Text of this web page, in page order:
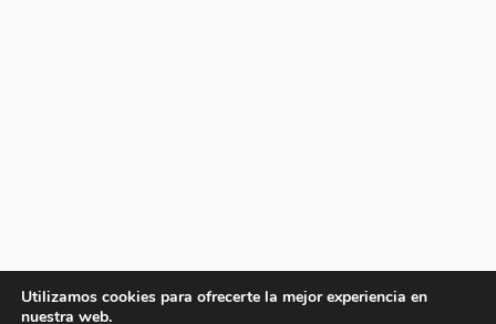
Utilizamos cookies para ofrecerte la mejor experiencia en
nuestra web.